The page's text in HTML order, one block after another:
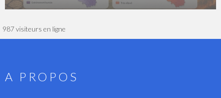
987 visiteurs en ligne
A PROPOS